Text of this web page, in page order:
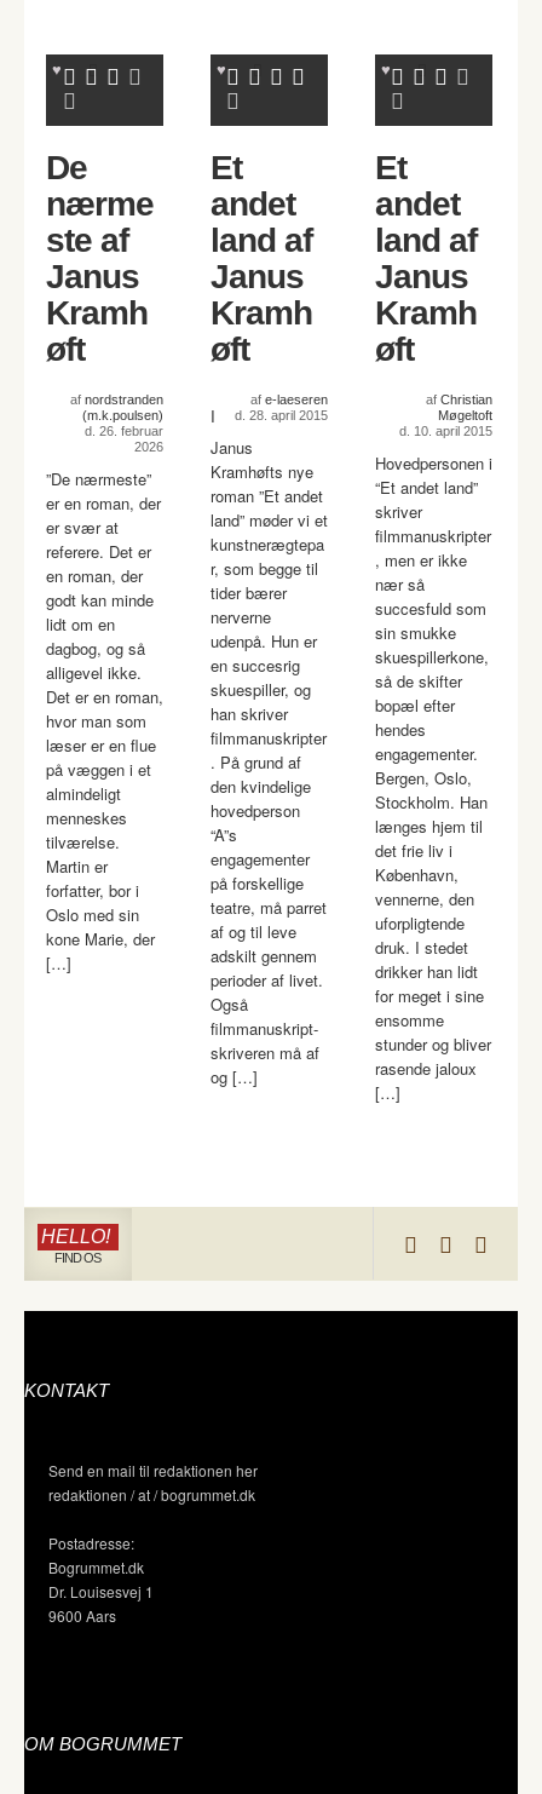
De
nærme
ste af
Janus
Kramh
øft
af nordstranden
(m.k.poulsen)
d. 26. februar
2026
”De nærmeste”
er en roman, der
er svær at
referere. Det er
en roman, der
godt kan minde
lidt om en
dagbog, og så
alligevel ikke.
Det er en roman,
hvor man som
læser er en flue
på væggen i et
almindeligt
menneskes
tilværelse.
Martin er
forfatter, bor i
Oslo med sin
kone Marie, der
[…]
Et
andet
land af
Janus
Kramh
øft
af e-laeseren
d. 28. april 2015
I
Janus
Kramhøfts nye
roman ”Et andet
land” møder vi et
kunstnerægtepa
r, som begge til
tider bærer
nerverne
udenpå. Hun er
en succesrig
skuespiller, og
han skriver
filmmanuskripter
. På grund af
den kvindelige
hovedperson
“A”s
engagementer
på forskellige
teatre, må parret
af og til leve
adskilt gennem
perioder af livet.
Også
filmmanuskript-
skriveren må af
og […]
Et
andet
land af
Janus
Kramh
øft
af Christian
Møgeltoft
d. 10. april 2015
Hovedpersonen i
“Et andet land”
skriver
filmmanuskripter
, men er ikke
nær så
succesfuld som
sin smukke
skuespillerkone,
så de skifter
bopæl efter
hendes
engagementer.
Bergen, Oslo,
Stockholm. Han
længes hjem til
det frie liv i
København,
vennerne, den
uforpligtende
druk. I stedet
drikker han lidt
for meget i sine
ensomme
stunder og bliver
rasende jaloux
[…]
HELLO!
FIND OS
KONTAKT
Send en mail til redaktionen her
redaktionen / at / bogrummet.dk
Postadresse:
Bogrummet.dk
Dr. Louisesvej 1
9600 Aars
OM BOGRUMMET